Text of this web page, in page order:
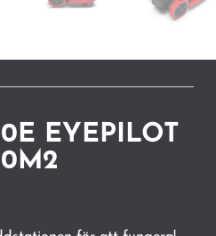
EYEPILOT